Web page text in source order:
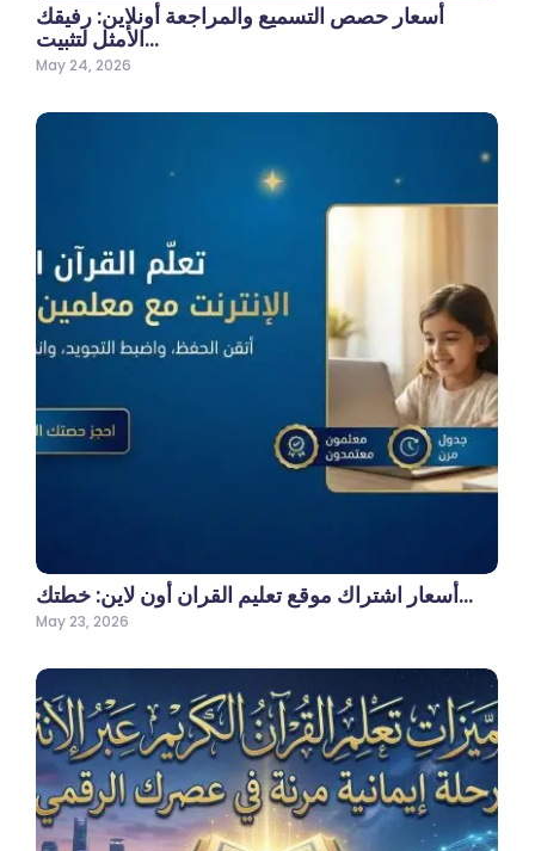
أسعار حصص التسميع والمراجعة أونلاين: رفيقك
الأمثل لتثبيت…
May 24, 2026
أسعار اشتراك موقع تعليم القران أون لاين: خطتك…
May 23, 2026